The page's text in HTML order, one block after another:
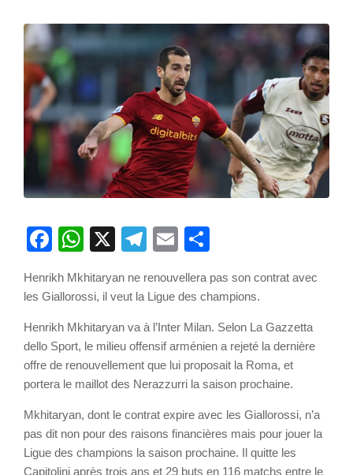
Facebook
WhatsApp
X Telegram
Email
Henrikh Mkhitaryan ne renouvellera pas son contrat avec
les Giallorossi, il veut la Ligue des champions.
Henrikh Mkhitaryan va à l’Inter Milan. Selon La Gazzetta
dello Sport, le milieu offensif arménien a rejeté la dernière
offre de renouvellement que lui proposait la Roma, et
portera le maillot des Nerazzurri la saison prochaine.
Mkhitaryan, dont le contrat expire avec les Giallorossi, n’a
pas dit non pour des raisons financières mais pour jouer la
Ligue des champions la saison prochaine. Il quitte les
Capitolini après trois ans et 29 buts en 116 matchs entre le